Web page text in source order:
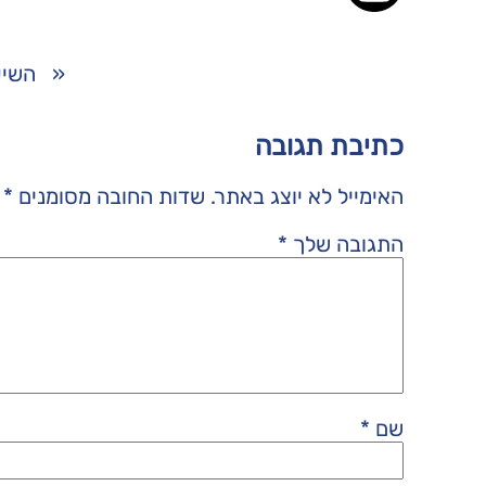
«
כתיבת תגובה
האימייל לא יוצג באתר. שדות החובה מסומנים *
התגובה שלך *
שם *